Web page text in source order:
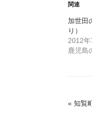
関連
加世田
り）
2012年
鹿児島
« 知覧